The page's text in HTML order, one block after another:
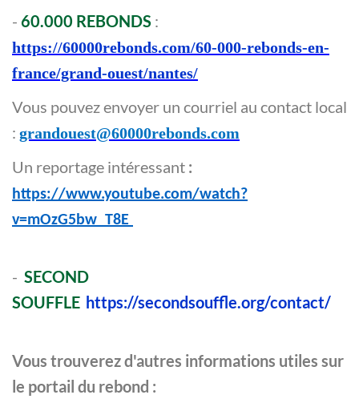
- 60.000 REBONDS :
https://60000rebonds.com/60-000-rebonds-en-
france/grand-ouest/nantes/
Vous pouvez envoyer un courriel au contact local
: grandouest@60000rebonds.com
Un reportage intéressant :
https://www.youtube.com/watch?
v=mOzG5bw_T8E
- SECOND
SOUFFLE https://secondsouffle.org/contact/
Vous trouverez d'autres informations utiles sur
le portail du rebond :